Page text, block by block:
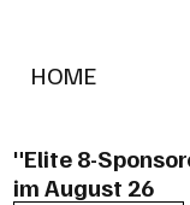
HOME
"Elite 8-
im August 26